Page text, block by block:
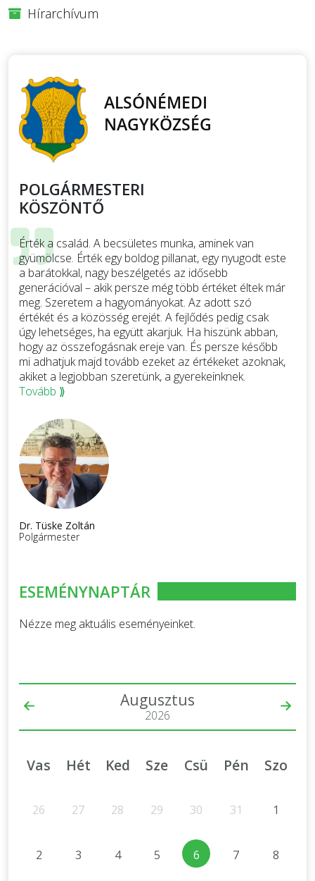
Hírarchívum
POLGÁRMESTERI
KÖSZÖNTŐ
Érték a család. A becsületes munka, aminek van
gyümölcse. Érték egy boldog pillanat, egy nyugodt este
a barátokkal, nagy beszélgetés az idősebb
generációval – akik persze még több értéket éltek már
meg. Szeretem a hagyományokat. Az adott szó
értékét és a közösség erejét. A fejlődés pedig csak
úgy lehetséges, ha együtt akarjuk. Ha hiszünk abban,
hogy az összefogásnak ereje van. És persze később
mi adhatjuk majd tovább ezeket az értékeket azoknak,
akiket a legjobban szeretünk, a gyerekeinknek.
Tovább ⟫
Dr. Tüske Zoltán
Polgármester
ESEMÉNYNAPTÁR
Nézze meg aktuális eseményeinket.
Augusztus
2026
Vas Hét Ked Sze Csü Pén Szo
26 27 28 29 30 31 1
2 3 4 5 6 7 8